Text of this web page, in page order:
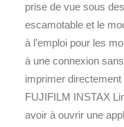
prise de vue sous
escamotable et le
à l’emploi pour les
à une connexion
imprimer
FUJIFILM INSTAX
avoir à ouvrir une